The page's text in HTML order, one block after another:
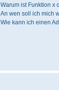
Warum ist Funktion x
An wen soll ich mich
Wie kann ich einen